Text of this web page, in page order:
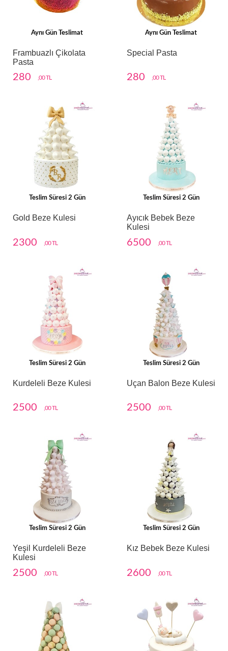
Aynı Gün Teslimat
Frambuazlı Çikolata
Pasta
280 ,00 TL
Aynı Gün Teslimat
Special Pasta
280 ,00 TL
Teslim Süresi 2 Gün
Gold Beze Kulesi
2300 ,00 TL
Teslim Süresi 2 Gün
Ayıcık Bebek Beze
Kulesi
6500 ,00 TL
Teslim Süresi 2 Gün
Kurdeleli Beze Kulesi
2500 ,00 TL
Teslim Süresi 2 Gün
Uçan Balon Beze Kulesi
2500 ,00 TL
Teslim Süresi 2 Gün
Yeşil Kurdeleli Beze
Kulesi
2500 ,00 TL
Teslim Süresi 2 Gün
Kız Bebek Beze Kulesi
2600 ,00 TL